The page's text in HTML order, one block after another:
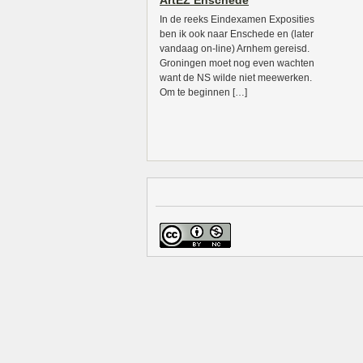
In de reeks Eindexamen Exposities
ben ik ook naar Enschede en (later
vandaag on-line) Arnhem gereisd.
Groningen moet nog even wachten
want de NS wilde niet meewerken.
Om te beginnen […]